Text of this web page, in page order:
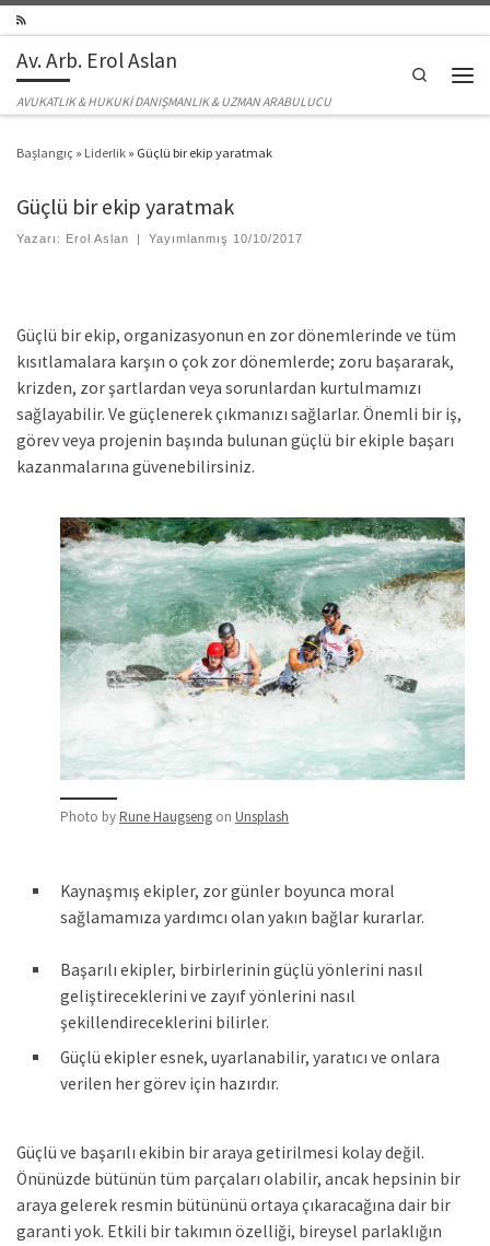
Av. Arb. Erol Aslan
AVUKATLIK & HUKUKİ DANIŞMANLIK & UZMAN ARABULUCU
Search
Başlangıç » Liderlik » Güçlü bir ekip yaratmak
Güçlü bir ekip yaratmak
Yazarı: Erol Aslan | Yayımlanmış 10/10/2017
Güçlü bir ekip, organizasyonun en zor dönemlerinde ve tüm
kısıtlamalara karşın o çok zor dönemlerde; zoru başararak,
krizden, zor şartlardan veya sorunlardan kurtulmamızı
sağlayabilir. Ve güçlenerek çıkmanızı sağlarlar. Önemli bir iş,
görev veya projenin başında bulunan güçlü bir ekiple başarı
kazanmalarına güvenebilirsiniz.
Photo by Rune Haugseng on Unsplash
Kaynaşmış ekipler, zor günler boyunca moral
sağlamamıza yardımcı olan yakın bağlar kurarlar.
Başarılı ekipler, birbirlerinin güçlü yönlerini nasıl
geliştireceklerini ve zayıf yönlerini nasıl
şekillendireceklerini bilirler.
Güçlü ekipler esnek, uyarlanabilir, yaratıcı ve onlara
verilen her görev için hazırdır.
Güçlü ve başarılı ekibin bir araya getirilmesi kolay değil.
Önünüzde bütünün tüm parçaları olabilir, ancak hepsinin bir
araya gelerek resmin bütününü ortaya çıkaracağına dair bir
garanti yok. Etkili bir takımın özelliği, bireysel parlaklığın